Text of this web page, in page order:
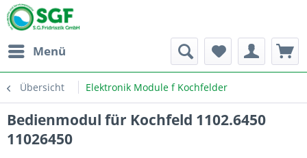
Menü
Übersicht Elektronik Module f Kochfelder
Bedienmodul für Kochfeld 1102.6450
11026450